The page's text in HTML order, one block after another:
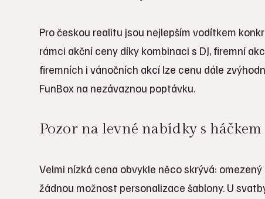
Pro českou realitu jsou nejlepším vodítkem
rámci akční ceny díky kombinaci s DJ, firemní
firemních i vánočních akcí lze cenu dále
FunBox na nezávaznou poptávku.
Pozor na levné nabídky s háčkem
Velmi nízká cena obvykle něco skrývá:
žádnou možnost personalizace šablony. U